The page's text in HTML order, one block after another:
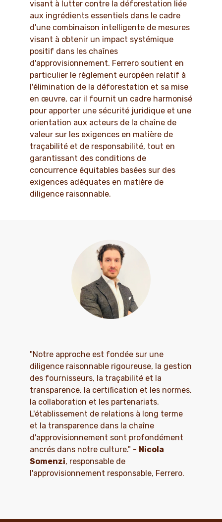
visant à lutter contre la déforestation liée
aux ingrédients essentiels dans le cadre
d'une combinaison intelligente de mesures
visant à obtenir un impact systémique
positif dans les chaînes
d'approvisionnement. Ferrero soutient en
particulier le règlement européen relatif à
l'élimination de la déforestation et sa mise
en œuvre, car il fournit un cadre harmonisé
pour apporter une sécurité juridique et une
orientation aux acteurs de la chaîne de
valeur sur les exigences en matière de
traçabilité et de responsabilité, tout en
garantissant des conditions de
concurrence équitables basées sur des
exigences adéquates en matière de
diligence raisonnable.
"Notre approche est fondée sur une
diligence raisonnable rigoureuse, la gestion
des fournisseurs, la traçabilité et la
transparence, la certification et les normes,
la collaboration et les partenariats.
L'établissement de relations à long terme
et la transparence dans la chaîne
d'approvisionnement sont profondément
ancrés dans notre culture." - Nicola
Somenzi, responsable de
l'approvisionnement responsable, Ferrero.